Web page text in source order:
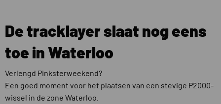
De tracklayer slaat nog eens
toe in Waterloo
Verlengd Pinksterweekend?
Een goed moment voor het plaatsen van een stevige P2000-
wissel in de zone Waterloo.